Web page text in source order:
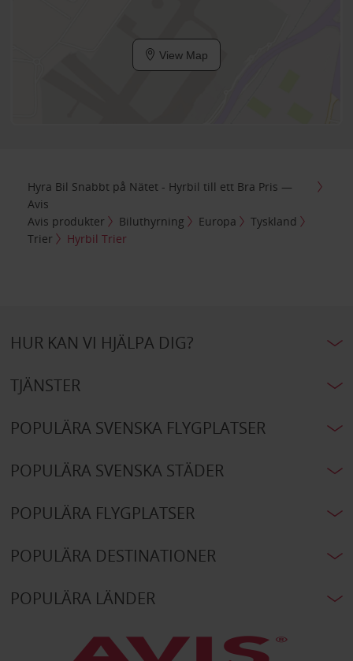
View Map
Hyra Bil Snabbt på Nätet - Hyrbil till ett Bra Pris —
Avis
Avis produkter
Biluthyrning Europa
Tyskland
Trier
Hyrbil Trier
HUR KAN VI HJÄLPA DIG?
TJÄNSTER
POPULÄRA SVENSKA FLYGPLATSER
POPULÄRA SVENSKA STÄDER
POPULÄRA FLYGPLATSER
POPULÄRA DESTINATIONER
POPULÄRA LÄNDER